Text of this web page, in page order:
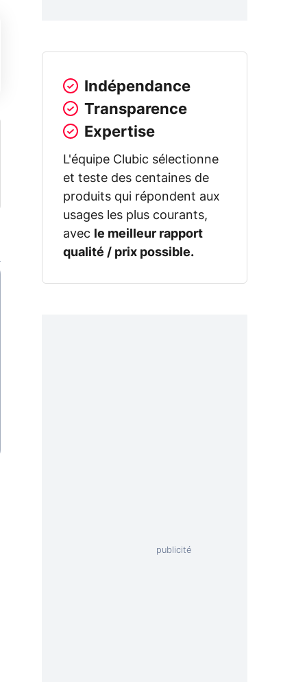
Indépendance
Transparence
Expertise
L'équipe Clubic sélectionne
et teste des centaines de
produits qui répondent aux
usages les plus courants,
avec
le meilleur rapport
qualité / prix possible.